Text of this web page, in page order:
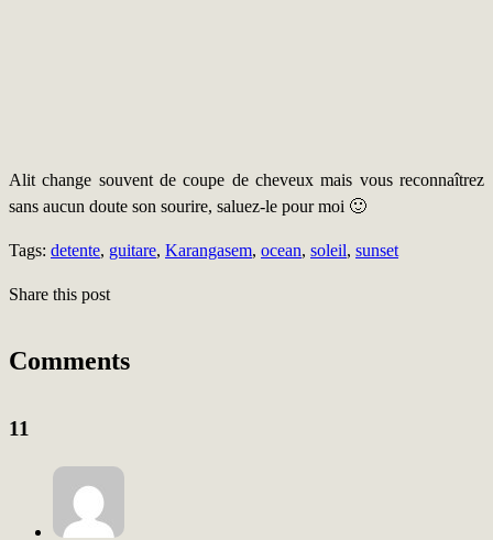
Alit change souvent de coupe de cheveux mais vous reconnaîtrez
sans aucun doute son sourire, saluez-le pour moi 🙂
Tags: detente, guitare, Karangasem, ocean, soleil, sunset
Share this post
Comments
11